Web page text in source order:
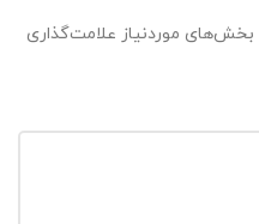
بخش‌های موردنیاز علامت‌گذاری